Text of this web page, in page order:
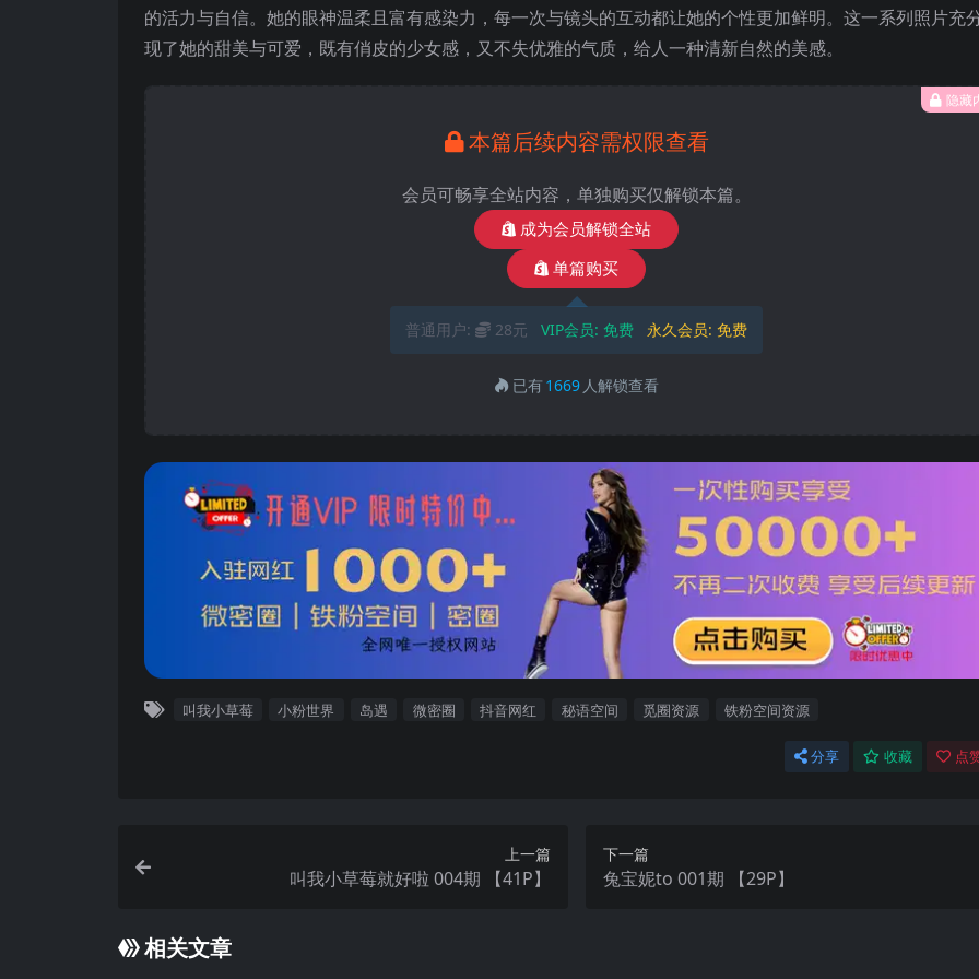
的活力与自信。她的眼神温柔且富有感染力，每一次与镜头的互动都让她的个性更加鲜明。这一系列照片充
现了她的甜美与可爱，既有俏皮的少女感，又不失优雅的气质，给人一种清新自然的美感。
隐藏
本篇后续内容需权限查看
会员可畅享全站内容，单独购买仅解锁本篇。
成为会员解锁全站
单篇购买
普通用户: 28元 VIP会员: 免费 永久会员:免费
已有1669 人解锁查看
叫我小草莓 小粉世界 岛遇 微密圈 抖音网红 秘语空间 觅圈资源 铁粉空间资源
分享 收藏 点
上一篇
叫我小草莓就好啦 004期 【41P】
下一篇
兔宝妮to 001期 【29P】
相关文章